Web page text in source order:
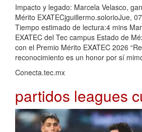
Impacto y legado: Marcela Velasco,
Mérito EXATECjguillermo.solorioJue,
Tiempo estimado de lectura:4 mins
EXATEC del Tec campus Estado de
con el Premio Mérito EXATEC 2026
reconocimiento es un honor por sí
Conecta.tec.mx
partidos leagues